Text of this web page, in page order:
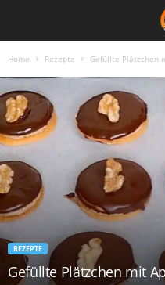
Home Rezepte Gefüllte Plätzchen
REZEPTE
Gefüllte Plätzchen mit